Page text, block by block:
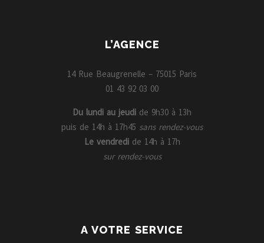
L’AGENCE
14 Rue Beaugrenelle – 75015 Paris
01 43 92 03 00
Du lundi au jeudi de 9h30 à 13h
puis de 14h à 17h45 sans rendez-vous
Le vendredi de 14h à 17h
sur rendez-vous
A VOTRE SERVICE